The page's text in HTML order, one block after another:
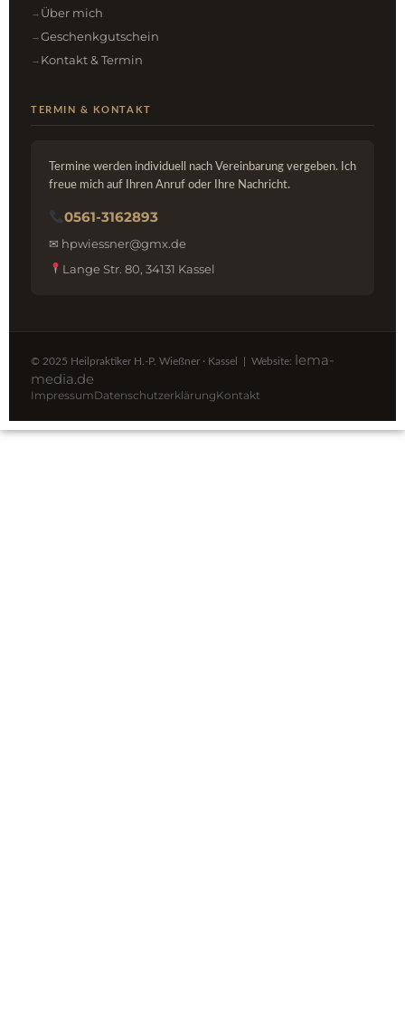
Über mich
Geschenkgutschein
Kontakt & Termin
TERMIN & KONTAKT
Termine werden individuell nach Vereinbarung vergeben. Ich
freue mich auf Ihren Anruf oder Ihre Nachricht.
0561-3162893
✉ hpwiessner@gmx.de
Lange Str. 80, 34131 Kassel
© 2025 Heilpraktiker H.-P. Wießner · Kassel | Website: lema-
media.de
ImpressumDatenschutzerklärungKontakt